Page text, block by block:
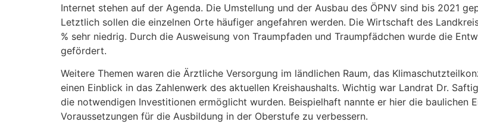
Internet stehen auf der Agenda. Die Umstellung und der Ausbau des ÖPNV sind bis 2021
Letztlich sollen die einzelnen Orte häufiger angefahren werden. Die Wirtschaft des
% sehr niedrig. Durch die Ausweisung von Traumpfaden und Traumpfädchen wurde die
gefördert.
Weitere Themen waren die Ärztliche Versorgung im ländlichen Raum, das
einen Einblick in das Zahlenwerk des aktuellen Kreishaushalts. Wichtig war Landrat Dr.
die notwendigen Investitionen ermöglicht wurden. Beispielhaft nannte er hier die baulichen
Voraussetzungen für die Ausbildung in der Oberstufe zu verbessern.